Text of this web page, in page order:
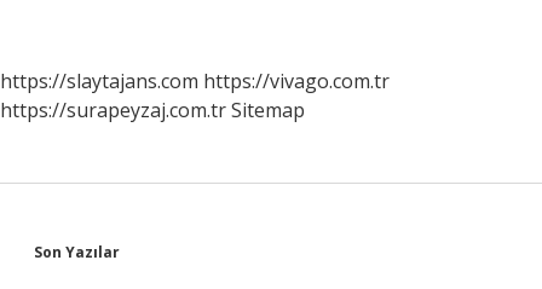
https://slaytajans.com https://vivago.com.tr
https://surapeyzaj.com.trSitemap
Sidebar
Son Yazılar